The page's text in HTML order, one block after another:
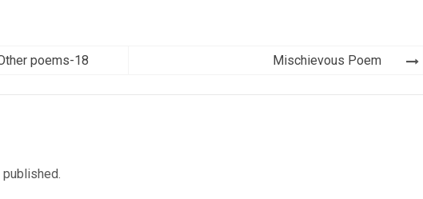
poems-18 Mischievous Poem